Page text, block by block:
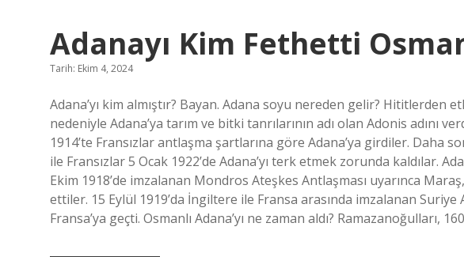
Adanayı Kim Fethetti
Tarih: Ekim 4, 2024
Adana’yı kim almıştır? Bayan. Adana soyu nereden gelir? Hititlerden
nedeniyle Adana’ya tarım ve bitki tanrılarının adı olan Adonis adını
1914’te Fransızlar antlaşma şartlarına göre Adana’ya girdiler. Daha
ile Fransızlar 5 Ocak 1922’de Adana’yı terk etmek zorunda kaldılar.
Ekim 1918’de imzalanan Mondros Ateşkes Antlaşması uyarınca
ettiler. 15 Eylül 1919’da İngiltere ile Fransa arasında imzalanan
Fransa’ya geçti. Osmanlı Adana’yı ne zaman aldı? Ramazanoğulları,